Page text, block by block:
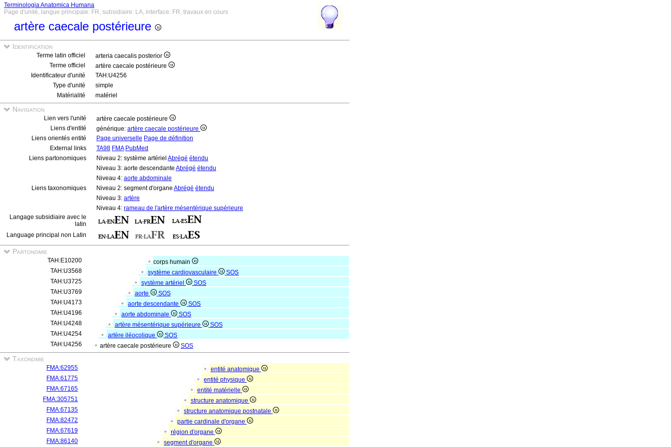
Terminologia Anatomica Humana
Page d'unité, langue principale: FR, subsidiaire: LA, interface: FR, travaux en cours
artère caecale postérieure
Identification
Terme latin officiel
arteria caecalis posterior
Terme officiel
artère caecale postérieure
Identificateur d'unité
TAH:U4256
Type d'unité
simple
Matérialité
matériel
Navigation
Lien vers l'unité
artère caecale postérieure
Liens d'entité
générique: artère caecale postérieure
Liens orientés entité
Page universelle Page de définition
External links
TA98 FMA PubMed
Liens partonomiques
Niveau 2: système artériel Abrégé étendu
Niveau 3: aorte descendante Abrégé étendu
Niveau 4: aorte abdominale
Liens taxonomiques
Niveau 2: segment d'organe Abrégé étendu
Niveau 3: artère
Niveau 4: rameau de l'artère mésentérique supérieure
Langage subsidiaire avec le
latin
Language principal non Latin
Partonomie
TAH:E10200
corps humain
TAH:U3568
système cardiovasculaire
SOS
TAH:U3725
système artériel
SOS
TAH:U3769
aorte
SOS
TAH:U4173
aorte descendante
SOS
TAH:U4196
aorte abdominale
SOS
TAH:U4248
artère mésentérique supérieure
SOS
TAH:U4254
artère iléocolique
SOS
TAH:U4256
artère caecale postérieure SOS
Taxonomie
FMA:62955
entité anatomique
FMA:61775
entité physique
FMA:67165
entité matérielle
FMA:305751
structure anatomique
FMA:67135
structure anatomique postnatale
FMA:82472
partie cardinale d'organe
FMA:67619
région d'organe
FMA:86140
segment d'organe